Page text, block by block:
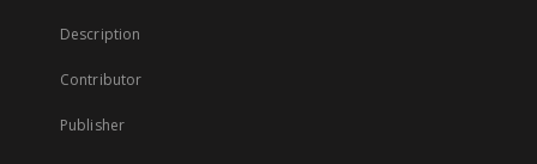
Description
Contributor
Publisher